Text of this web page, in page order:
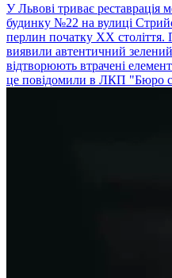
У Львові триває реставрація
будинку №22 на вулиці
перлин початку ХХ століття.
виявили автентичний зелений
відтворюють втрачені
це повідомили в ЛКП "Бюро